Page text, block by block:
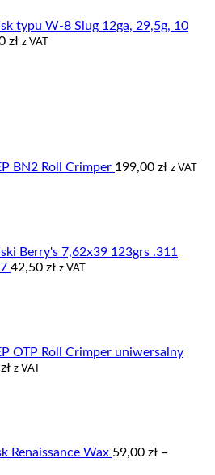
typu W-8 Slug 12ga, 29,5g, 10
złZakres
z VAT
BN2 Roll Crimper 199,00 zł z VAT
Berry's 7,62x39 123grs .311
42,50 zł z VAT
OTP Roll Crimper uniwersalny
złZakres
z VAT
Renaissance Wax 59,00 zł –